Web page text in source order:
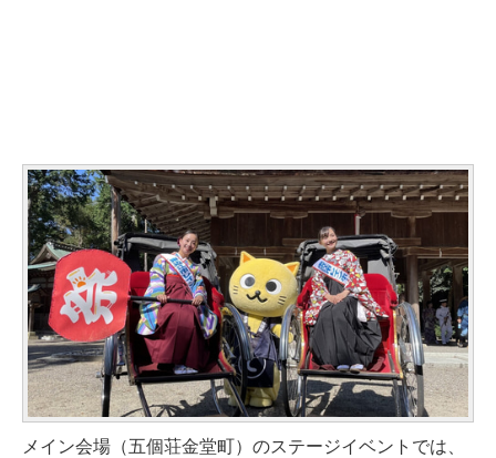
メイン会場（五個荘金堂町）のステージイベントでは、